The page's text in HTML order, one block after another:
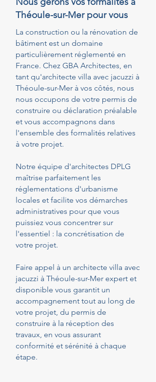
Théoule-sur-Mer pour vous
La construction ou la rénovation de
bâtiment est un domaine
particulièrement réglementé en
France. Chez GBA Architectes, en
tant qu'architecte villa avec jacuzzi à
Théoule-sur-Mer à vos côtés, nous
nous occupons de votre permis de
construire ou déclaration préalable
et vous accompagnons dans
l'ensemble des formalités relatives
à votre projet.
Notre équipe d'architectes DPLG
maîtrise parfaitement les
réglementations d'urbanisme
locales et facilite vos démarches
administratives pour que vous
puissiez vous concentrer sur
l'essentiel : la concrétisation de
votre projet.
Faire appel à un architecte villa avec
jacuzzi à Théoule-sur-Mer expert et
disponible vous garantit un
accompagnement tout au long de
votre projet, du permis de
construire à la réception des
travaux, en vous assurant
conformité et sérénité à chaque
étape.